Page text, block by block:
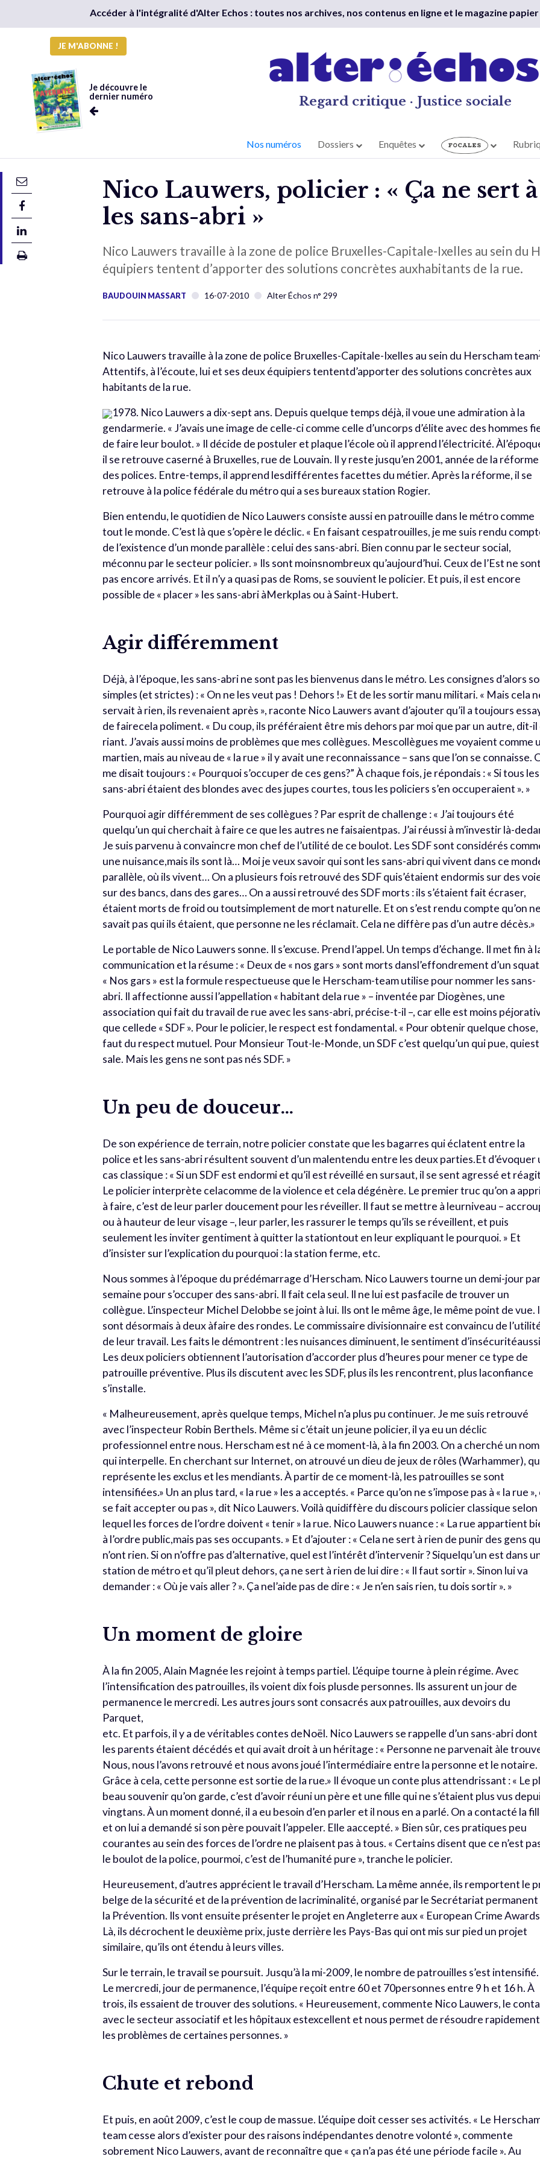
Accéder à l'intégralité d'Alter Echos : toutes nos archives, nos contenus en ligne et le magazine papier
JE M'ABONNE !
Je découvre le
dernier numéro
Regard critique · Justice sociale
Nos numéros Dossiers Enquêtes
Nico Lauwers, policier : « Ça ne sert
les sans-abri »
Nico Lauwers travaille à la zone de police Bruxelles-Capitale-Ixelles au sein du
équipiers tentent d’apporter des solutions concrètes auxhabitants de la rue.
BAUDOUIN MASSART 16-07-2010 Alter Échos n° 299
Nico Lauwers travaille à la zone de police Bruxelles-Capitale-Ixelles au sein du Herscham team
Attentifs, à l’écoute, lui et ses deux équipiers tententd’apporter des solutions concrètes aux
habitants de la rue.
1978. Nico Lauwers a dix-sept ans. Depuis quelque temps déjà, il voue une admiration à la
gendarmerie. « J’avais une image de celle-ci comme celle d’uncorps d’élite avec des hommes
de faire leur boulot. » Il décide de postuler et plaque l’école où il apprend l’électricité.
il se retrouve caserné à Bruxelles, rue de Louvain. Il y reste jusqu’en 2001, année de la réforme
des polices. Entre-temps, il apprend lesdifférentes facettes du métier. Après la réforme, il se
retrouve à la police fédérale du métro qui a ses bureaux station Rogier.
Bien entendu, le quotidien de Nico Lauwers consiste aussi en patrouille dans le métro comme
tout le monde. C’est là que s’opère le déclic. « En faisant cespatrouilles, je me suis rendu
de l’existence d’un monde parallèle : celui des sans-abri. Bien connu par le secteur social,
méconnu par le secteur policier. » Ils sont moinsnombreux qu’aujourd’hui. Ceux de l’Est ne sont
pas encore arrivés. Et il n’y a quasi pas de Roms, se souvient le policier. Et puis, il est encore
possible de « placer » les sans-abri àMerkplas ou à Saint-Hubert.
Agir différemment
Déjà, à l’époque, les sans-abri ne sont pas les bienvenus dans le métro. Les consignes d’alors
simples (et strictes) : « On ne les veut pas ! Dehors !» Et de les sortir manu militari. « Mais cela
servait à rien, ils revenaient après », raconte Nico Lauwers avant d’ajouter qu’il a toujours
de fairecela poliment. « Du coup, ils préféraient être mis dehors par moi que par un autre, dit-il
riant. J’avais aussi moins de problèmes que mes collègues. Mescollègues me voyaient comme
martien, mais au niveau de « la rue » il y avait une reconnaissance – sans que l’on se connaisse.
me disait toujours : « Pourquoi s’occuper de ces gens?” À chaque fois, je répondais : « Si tous les
sans-abri étaient des blondes avec des jupes courtes, tous les policiers s’en occuperaient ». »
Pourquoi agir différemment de ses collègues ? Par esprit de challenge : « J’ai toujours été
quelqu’un qui cherchait à faire ce que les autres ne faisaientpas. J’ai réussi à m’investir là-
Je suis parvenu à convaincre mon chef de l’utilité de ce boulot. Les SDF sont considérés
une nuisance,mais ils sont là… Moi je veux savoir qui sont les sans-abri qui vivent dans ce
parallèle, où ils vivent… On a plusieurs fois retrouvé des SDF quis’étaient endormis sur des
sur des bancs, dans des gares… On a aussi retrouvé des SDF morts : ils s’étaient fait écraser,
étaient morts de froid ou toutsimplement de mort naturelle. Et on s’est rendu compte qu’on ne
savait pas qui ils étaient, que personne ne les réclamait. Cela ne diffère pas d’un autre décès.»
Le portable de Nico Lauwers sonne. Il s’excuse. Prend l’appel. Un temps d’échange. Il met fin à
communication et la résume : « Deux de « nos gars » sont morts dansl’effondrement d’un
« Nos gars » est la formule respectueuse que le Herscham-team utilise pour nommer les sans-
abri. Il affectionne aussi l’appellation « habitant dela rue » – inventée par Diogènes, une
association qui fait du travail de rue avec les sans-abri, précise-t-il –, car elle est moins
que cellede « SDF ». Pour le policier, le respect est fondamental. « Pour obtenir quelque chose,
faut du respect mutuel. Pour Monsieur Tout-le-Monde, un SDF c’est quelqu’un qui pue, quiest
sale. Mais les gens ne sont pas nés SDF. »
Un peu de douceur…
De son expérience de terrain, notre policier constate que les bagarres qui éclatent entre la
police et les sans-abri résultent souvent d’un malentendu entre les deux parties.Et d’évoquer
cas classique : « Si un SDF est endormi et qu’il est réveillé en sursaut, il se sent agressé et
Le policier interprète celacomme de la violence et cela dégénère. Le premier truc qu’on a
à faire, c’est de leur parler doucement pour les réveiller. Il faut se mettre à leurniveau –
ou à hauteur de leur visage –, leur parler, les rassurer le temps qu’ils se réveillent, et puis
seulement les inviter gentiment à quitter la stationtout en leur expliquant le pourquoi. » Et
d’insister sur l’explication du pourquoi : la station ferme, etc.
Nous sommes à l’époque du prédémarrage d’Herscham. Nico Lauwers tourne un demi-jour
semaine pour s’occuper des sans-abri. Il fait cela seul. Il ne lui est pasfacile de trouver un
collègue. L’inspecteur Michel Delobbe se joint à lui. Ils ont le même âge, le même point de vue.
sont désormais à deux àfaire des rondes. Le commissaire divisionnaire est convaincu de
de leur travail. Les faits le démontrent : les nuisances diminuent, le sentiment
Les deux policiers obtiennent l’autorisation d’accorder plus d’heures pour mener ce type de
patrouille préventive. Plus ils discutent avec les SDF, plus ils les rencontrent, plus laconfiance
s’installe.
« Malheureusement, après quelque temps, Michel n’a plus pu continuer. Je me suis retrouvé
avec l’inspecteur Robin Berthels. Même si c’était un jeune policier, il ya eu un déclic
professionnel entre nous. Herscham est né à ce moment-là, à la fin 2003. On a cherché un nom
qui interpelle. En cherchant sur Internet, on atrouvé un dieu de jeux de rôles (Warhammer),
représente les exclus et les mendiants. À partir de ce moment-là, les patrouilles se sont
intensifiées.» Un an plus tard, « la rue » les a acceptés. « Parce qu’on ne s’impose pas à « la rue »,
se fait accepter ou pas », dit Nico Lauwers. Voilà quidiffère du discours policier classique selon
lequel les forces de l’ordre doivent « tenir » la rue. Nico Lauwers nuance : « La rue appartient
à l’ordre public,mais pas ses occupants. » Et d’ajouter : « Cela ne sert à rien de punir des gens
n’ont rien. Si on n’offre pas d’alternative, quel est l’intérêt d’intervenir ? Siquelqu’un est dans
station de métro et qu’il pleut dehors, ça ne sert à rien de lui dire : « Il faut sortir ». Sinon lui va
demander : « Où je vais aller ? ». Ça nel’aide pas de dire : « Je n’en sais rien, tu dois sortir ». »
Un moment de gloire
À la fin 2005, Alain Magnée les rejoint à temps partiel. L’équipe tourne à plein régime. Avec
l’intensification des patrouilles, ils voient dix fois plusde personnes. Ils assurent un jour de
permanence le mercredi. Les autres jours sont consacrés aux patrouilles, aux devoirs du
Parquet,
etc. Et parfois, il y a de véritables contes deNoël. Nico Lauwers se rappelle d’un sans-abri dont
les parents étaient décédés et qui avait droit à un héritage : « Personne ne parvenait àle
Nous, nous l’avons retrouvé et nous avons joué l’intermédiaire entre la personne et le notaire.
Grâce à cela, cette personne est sortie de la rue.» Il évoque un conte plus attendrissant : « Le
beau souvenir qu’on garde, c’est d’avoir réuni un père et une fille qui ne s’étaient plus vus
vingtans. À un moment donné, il a eu besoin d’en parler et il nous en a parlé. On a contacté la
et on lui a demandé si son père pouvait l’appeler. Elle aaccepté. » Bien sûr, ces pratiques peu
courantes au sein des forces de l’ordre ne plaisent pas à tous. « Certains disent que ce n’est
le boulot de la police, pourmoi, c’est de l’humanité pure », tranche le policier.
Heureusement, d’autres apprécient le travail d’Herscham. La même année, ils remportent le
belge de la sécurité et de la prévention de lacriminalité, organisé par le Secrétariat permanent
la Prévention. Ils vont ensuite présenter le projet en Angleterre aux « European Crime
Là, ils décrochent le deuxième prix, juste derrière les Pays-Bas qui ont mis sur pied un projet
similaire, qu’ils ont étendu à leurs villes.
Sur le terrain, le travail se poursuit. Jusqu’à la mi-2009, le nombre de patrouilles s’est intensifié.
Le mercredi, jour de permanence, l’équipe reçoit entre 60 et 70personnes entre 9 h et 16 h. À
trois, ils essaient de trouver des solutions. « Heureusement, commente Nico Lauwers, le
avec le secteur associatif et les hôpitaux estexcellent et nous permet de résoudre rapidement
les problèmes de certaines personnes. »
Chute et rebond
Et puis, en août 2009, c’est le coup de massue. L’équipe doit cesser ses activités. « Le
team cesse alors d’exister pour des raisons indépendantes denotre volonté », commente
sobrement Nico Lauwers, avant de reconnaître que « ça n’a pas été une période facile ». Au